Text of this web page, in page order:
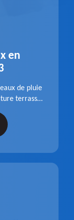
en
de pluie
terrasse,
83.